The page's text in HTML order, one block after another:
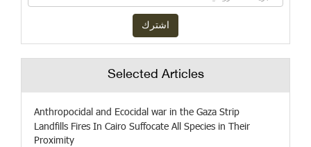
Selected Articles
Anthropocidal and Ecocidal war in the Gaza Strip
Landfills Fires In Cairo Suffocate All Species in Their
Proximity